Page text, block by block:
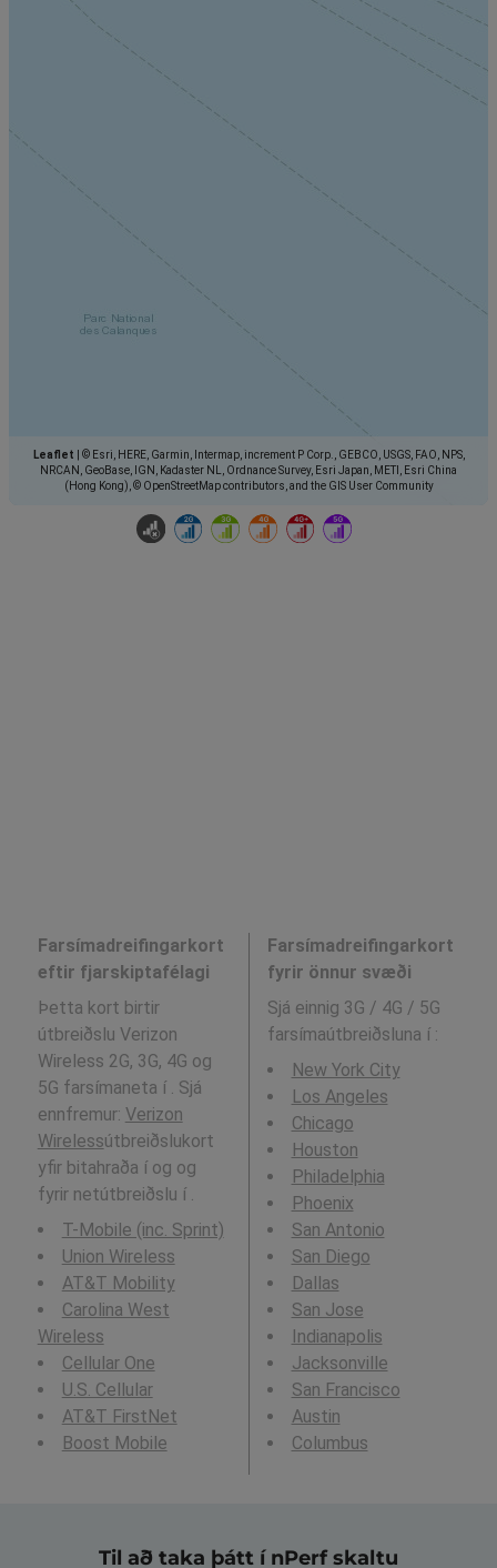
Leaflet
© Esri, HERE, Garmin, Intermap, increment P Corp., GEBCO, USGS, FAO, NPS,
NRCAN, GeoBase, IGN, Kadaster NL, Ordnance Survey, Esri Japan, METI, Esri China
(Hong Kong), © OpenStreetMap contributors, and the GIS User Community
Farsímadreifingarkort
eftir fjarskiptafélagi
Þetta kort birtir
útbreiðslu Verizon
Wireless 2G, 3G, 4G og
5G farsímaneta í . Sjá
ennfremur: Verizon
Wirelessútbreiðslukort
yfir bitahraða í og og
fyrir netútbreiðslu í .
T-Mobile (inc. Sprint)
Union Wireless
AT&T Mobility
Carolina West
Wireless
Cellular One
U.S. Cellular
AT&T FirstNet
Boost Mobile
Farsímadreifingarkort
fyrir önnur svæði
Sjá einnig 3G / 4G / 5G
farsímaútbreiðsluna í :
New York City
Los Angeles
Chicago
Houston
Philadelphia
Phoenix
San Antonio
San Diego
Dallas
San Jose
Indianapolis
Jacksonville
San Francisco
Austin
Columbus
Til að taka þátt í nPerf skaltu